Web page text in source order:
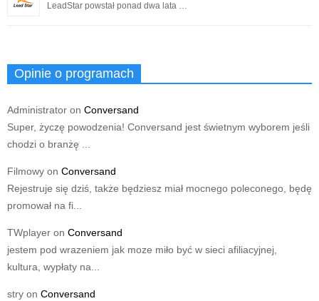
LeadStar powstał ponad dwa lata …
Opinie o programach
Administrator on Conversand
Super, życzę powodzenia! Conversand jest świetnym wyborem jeśli
chodzi o branżę ...
Filmowy on Conversand
Rejestruje się dziś, także będziesz miał mocnego poleconego, będę
promował na fi...
TWplayer on Conversand
jestem pod wrazeniem jak moze miło być w sieci afiliacyjnej,
kultura, wypłaty na...
stry on Conversand